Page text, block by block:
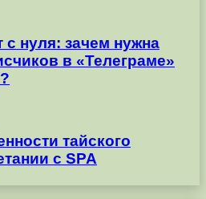
нуля: зачем нужна
в «Телеграме»
тайского
с SPA